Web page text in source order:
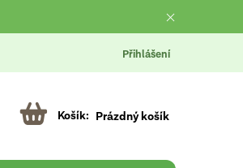
Přihlášení
Prázdný košík